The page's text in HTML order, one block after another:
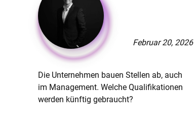
Februar 20, 2026
Die Unternehmen bauen Stellen ab, auch
im Management. Welche Qualifikationen
werden künftig gebraucht?